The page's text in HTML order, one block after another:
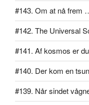
#143. Om at nå frem
#142. The Universal
#141. Af kosmos er
#140. Der kom en
#139. Når sindet